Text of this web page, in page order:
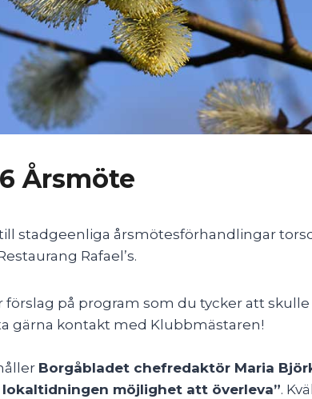
Årsmöte
stadgeenliga årsmötesförhandlingar
Rafael’s.
förslag på program som du tycker att skulle
gärna kontakt med Klubbmästaren!
Borgåbladet chefredaktör Maria
lokaltidningen möjlighet att överleva”.